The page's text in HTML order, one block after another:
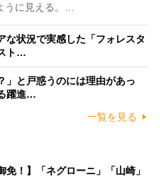
うに見える。…
な状況で実感した「フォレスタ
ト…
」と戸惑うのには理由があっ
躍進…
一覧を見る
免！】「ネグローニ」「山崎」